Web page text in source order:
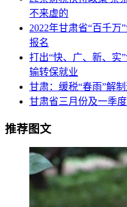
不来虚的
2022年甘肃省“百千
报名
打出“快、广、新、实
输转保就业
甘肃：缓税“春雨”解
甘肃省三月份及一季
推荐图文